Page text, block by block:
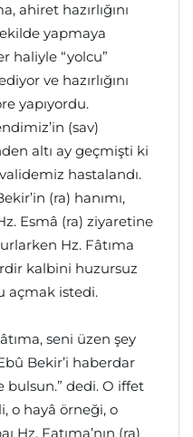
ahiret hazırlığını
yapmaya
haliyle “yolcu”
ve hazırlığını
yapıyordu.
(sav)
altı ay geçmişti ki
hastalandı.
(ra) hanımı,
Esmâ (ra) ziyaretine
Hz. Fâtıma
kalbini huzursuz
açmak istedi.
seni üzen şey
Bekir’i haberdar
bulsun.” dedi. O iffet
o hayâ örneği, o
Hz. Fatıma’nın (ra)